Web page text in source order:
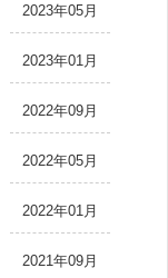
2023年05月
2023年01月
2022年09月
2022年05月
2022年01月
2021年09月